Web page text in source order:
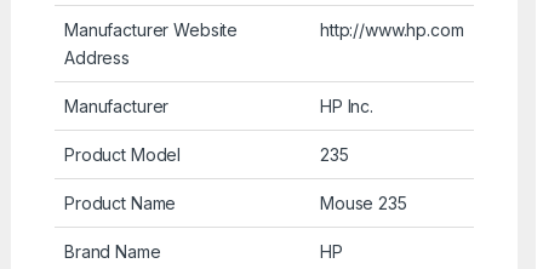
Manufacturer Website
Address
http://www.hp.com
Manufacturer HP Inc.
Product Model 235
Product Name Mouse 235
Brand Name HP